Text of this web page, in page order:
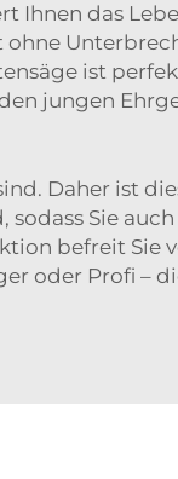
Ihnen das
ohne
ist
jungen
Daher ist
Sie
befreit Sie
oder Profi –